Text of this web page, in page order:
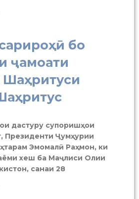
бо
ҷамоати
дастуру супоришҳои
Президенти Ҷумҳурии
Эмомалӣ Раҳмон, ки
хеш ба Маҷлиси Олии
санаи 28